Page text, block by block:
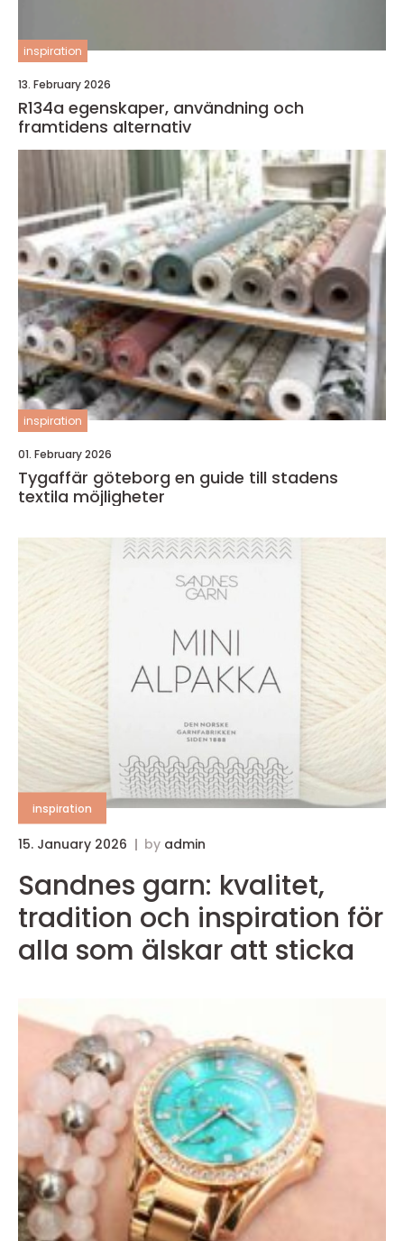
inspiration
13. February 2026
R134a egenskaper, användning och
framtidens alternativ
inspiration
01. February 2026
Tygaffär göteborg en guide till stadens
textila möjligheter
inspiration
15. January 2026 by admin
Sandnes garn: kvalitet,
tradition och inspiration för
alla som älskar att sticka